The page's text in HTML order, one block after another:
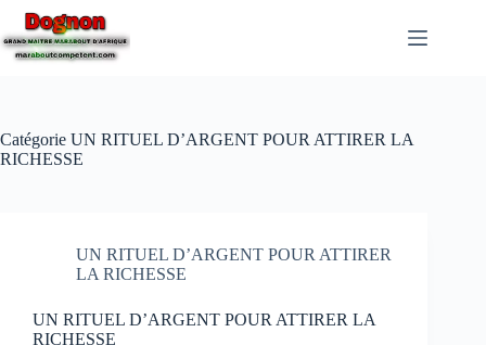
Catégorie UN RITUEL D’ARGENT POUR ATTIRER LA
RICHESSE
UN RITUEL D’ARGENT POUR ATTIRER
LA RICHESSE
UN RITUEL D’ARGENT POUR ATTIRER LA
RICHESSE